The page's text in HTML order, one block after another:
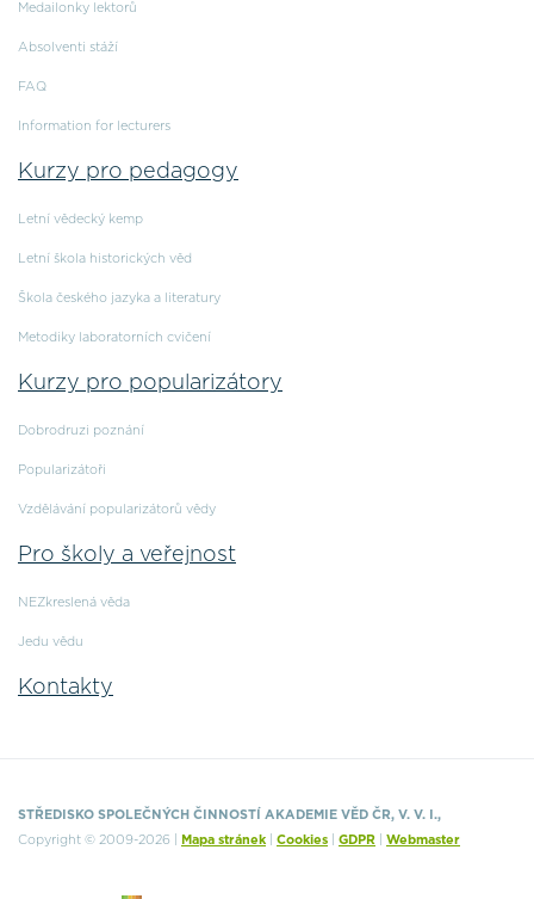
Medailonky lektorů
Absolventi stáží
FAQ
Information for lecturers
Kurzy pro pedagogy
Letní vědecký kemp
Letní škola historických věd
Škola českého jazyka a literatury
Metodiky laboratorních cvičení
Kurzy pro popularizátory
Dobrodruzi poznání
Popularizátoři
Vzdělávání popularizátorů vědy
Pro školy a veřejnost
NEZkreslená věda
Jedu vědu
Kontakty
STŘEDISKO SPOLEČNÝCH ČINNOSTÍ AKADEMIE VĚD ČR, V. V. I.,
Copyright © 2009-2026 |
Mapa stránek Cookies GDPR Webmaster